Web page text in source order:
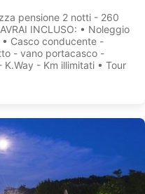
pensione 2 notti - 260
INCLUSO: • Noleggio
Casco conducente -
- vano portacasco -
- Km illimitati • Tour